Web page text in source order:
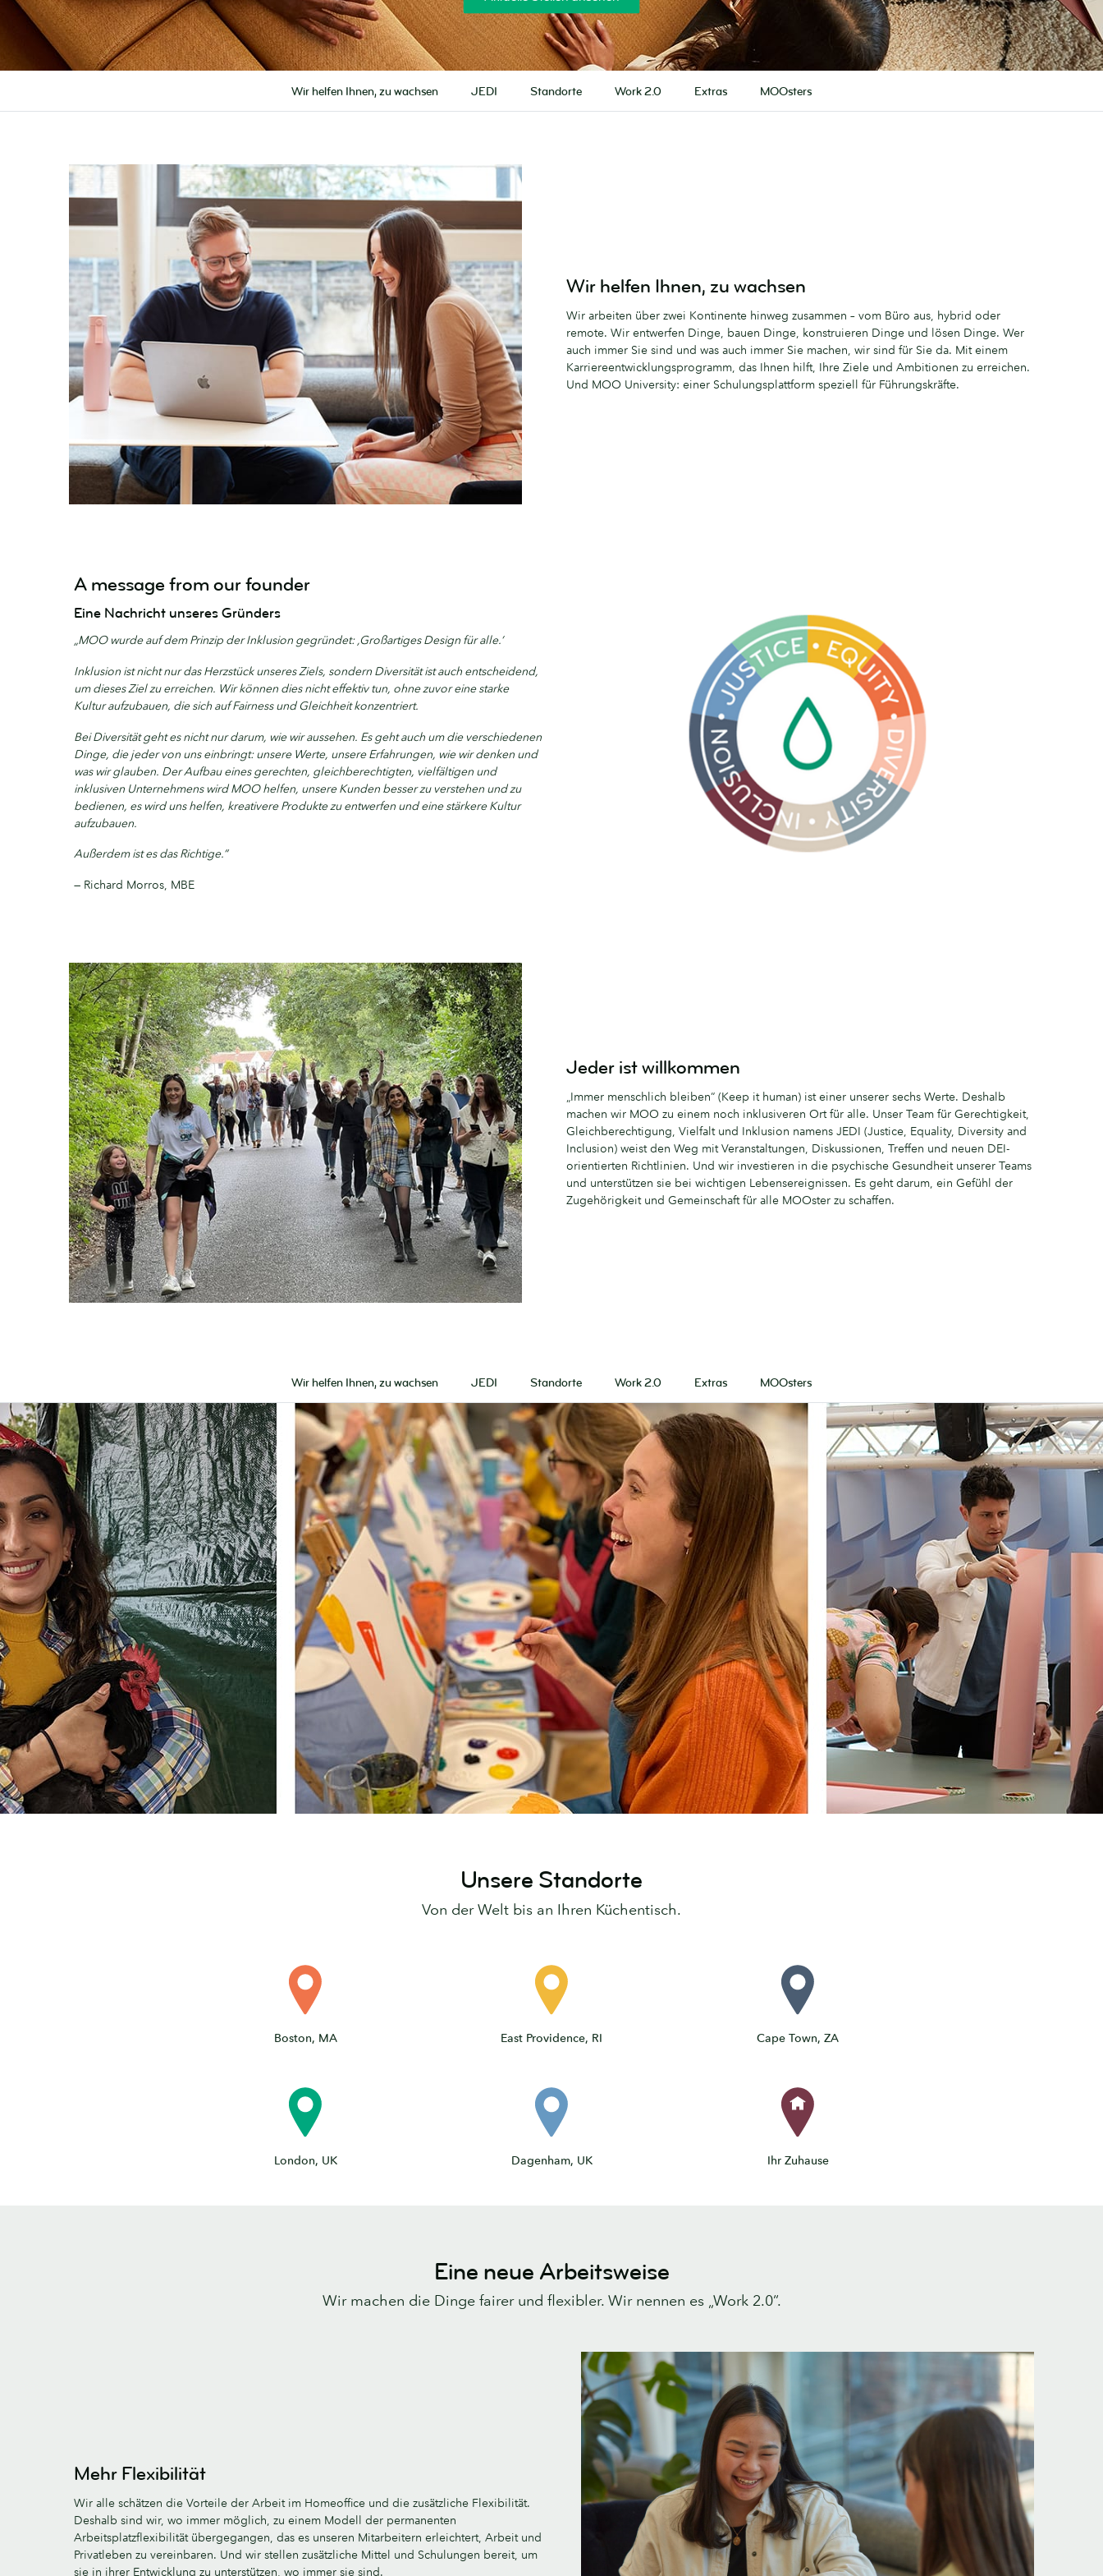
Wir helfen Ihnen, zu wachsen JEDI Standorte Work 2.0 Extras MOOsters
Wir helfen Ihnen, zu wachsen
Wir arbeiten über zwei Kontinente hinweg zusammen – vom Büro aus, hybrid oder
remote. Wir entwerfen Dinge, bauen Dinge, konstruieren Dinge und lösen Dinge. Wer
auch immer Sie sind und was auch immer Sie machen, wir sind für Sie da. Mit einem
Karriereentwicklungsprogramm, das Ihnen hilft, Ihre Ziele und Ambitionen zu erreichen.
Und MOO University: einer Schulungsplattform speziell für Führungskräfte.
A message from our founder
Eine Nachricht unseres Gründers
„MOO wurde auf dem Prinzip der Inklusion gegründet: ‚Großartiges Design für alle.‘
Inklusion ist nicht nur das Herzstück unseres Ziels, sondern Diversität ist auch entscheidend,
um dieses Ziel zu erreichen. Wir können dies nicht effektiv tun, ohne zuvor eine starke
Kultur aufzubauen, die sich auf Fairness und Gleichheit konzentriert.
Bei Diversität geht es nicht nur darum, wie wir aussehen. Es geht auch um die verschiedenen
Dinge, die jeder von uns einbringt: unsere Werte, unsere Erfahrungen, wie wir denken und
was wir glauben. Der Aufbau eines gerechten, gleichberechtigten, vielfältigen und
inklusiven Unternehmens wird MOO helfen, unsere Kunden besser zu verstehen und zu
bedienen, es wird uns helfen, kreativere Produkte zu entwerfen und eine stärkere Kultur
aufzubauen.
Außerdem ist es das Richtige.“
— Richard Morros, MBE
Jeder ist willkommen
„Immer menschlich bleiben“ (Keep it human) ist einer unserer sechs Werte. Deshalb
machen wir MOO zu einem noch inklusiveren Ort für alle. Unser Team für Gerechtigkeit,
Gleichberechtigung, Vielfalt und Inklusion namens JEDI (Justice, Equality, Diversity and
Inclusion) weist den Weg mit Veranstaltungen, Diskussionen, Treffen und neuen DEI-
orientierten Richtlinien. Und wir investieren in die psychische Gesundheit unserer Teams
und unterstützen sie bei wichtigen Lebensereignissen. Es geht darum, ein Gefühl der
Zugehörigkeit und Gemeinschaft für alle MOOster zu schaffen.
Wir helfen Ihnen, zu wachsen JEDI Standorte Work 2.0 Extras MOOsters
Unsere Standorte
Von der Welt bis an Ihren Küchentisch.
Boston, MA East Providence, RI Cape Town, ZA
London, UK Dagenham, UK Ihr Zuhause
Eine neue Arbeitsweise
Wir machen die Dinge fairer und flexibler. Wir nennen es „Work 2.0“.
Mehr Flexibilität
Wir alle schätzen die Vorteile der Arbeit im Homeoffice und die zusätzliche Flexibilität.
Deshalb sind wir, wo immer möglich, zu einem Modell der permanenten
Arbeitsplatzflexibilität übergegangen, das es unseren Mitarbeitern erleichtert, Arbeit und
Privatleben zu vereinbaren. Und wir stellen zusätzliche Mittel und Schulungen bereit, um
sie in ihrer Entwicklung zu unterstützen, wo immer sie sind.